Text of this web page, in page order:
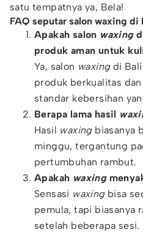
satu tempatnya ya, Bela!
FAQ seputar salon waxing di
Apakah salon waxing
produk aman untuk
Ya, salon waxing di
produk berkualitas
standar kebersihan
Berapa lama hasil
Hasil waxing biasanya
minggu, tergantung
pertumbuhan rambut.
Apakah waxing
Sensasi waxing bisa
pemula, tapi biasanya
setelah beberapa sesi.